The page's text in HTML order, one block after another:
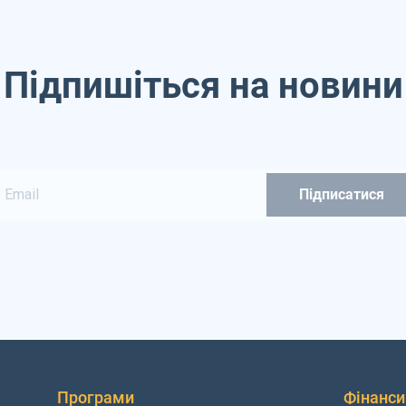
Підпишіться на новини
Програми Фінанси